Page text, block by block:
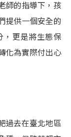
師的指導下，孩
提供一個安全的
，更是將生態保
化為實際付出心
過去在臺北地區